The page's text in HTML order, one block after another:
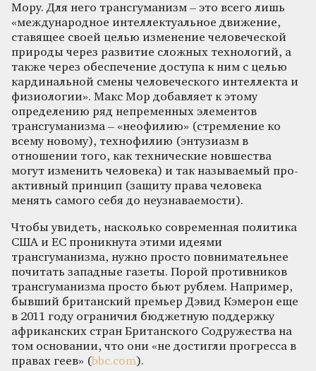
Мору. Для него трансгуманизм – это всего лишь
«международное интеллектуальное движение,
ставящее своей целью изменение человеческой
природы через развитие сложных технологий, а
также через обеспечение доступа к ним с целью
кардинальной смены человеческого интеллекта и
физиологии». Макс Мор добавляет к этому
определению ряд непременных элементов
трансгуманизма – «неофилию» (стремление ко
всему новому), технофилию (энтузиазм в
отношении того, как технические новшества
могут изменить человека) и так называемый про-
активный принцип (защиту права человека
менять самого себя до неузнаваемости).
Чтобы увидеть, насколько современная политика
США и ЕС проникнута этими идеями
трансгуманизма, нужно просто повнимательнее
почитать западные газеты. Порой противников
трансгуманизма просто бьют рублем. Например,
бывший британский премьер Дэвид Кэмерон еще
в 2011 году ограничил бюджетную поддержку
африканских стран Британского Содружества на
том основании, что они «не достигли прогресса в
правах геев» (bbc.com).